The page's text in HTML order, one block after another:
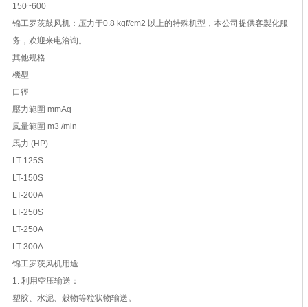
150~600
锦工罗茨鼓风机：压力于0.8 kgf/cm2 以上的特殊机型，本公司提供客製化服
务，欢迎来电洽询。
其他规格
機型
口徑
壓力範圍 mmAq
風量範圍 m3 /min
馬力 (HP)
LT-125S
LT-150S
LT-200A
LT-250S
LT-250A
LT-300A
锦工罗茨风机用途 :
1. 利用空压输送：
塑胶、水泥、穀物等粒状物输送。